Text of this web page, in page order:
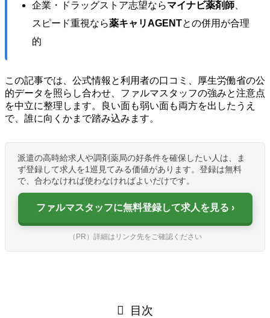
企業・ドラッグストア志望ならマイナビ薬剤師、
スピード重視なら薬キャリAGENTとの併用が合理
的
この記事では、公式情報と利用者の口コミ、厚生労働省の公
的データを照らし合わせ、ファルマスタッフの強みと注意点
を中立に整理します。良い面も弱い面も両方を出したうえ
で、誰に向くかまで踏み込みます。
派遣の高時給求人や調剤薬局の好条件を確保したい人は、ま
ず登録して求人を1巡見てみる価値があります。登録は無料
で、合わなければ使わなければよいだけです。
ファルマスタッフに無料登録して求人を見る
（PR）詳細はリンク先をご確認ください
目次